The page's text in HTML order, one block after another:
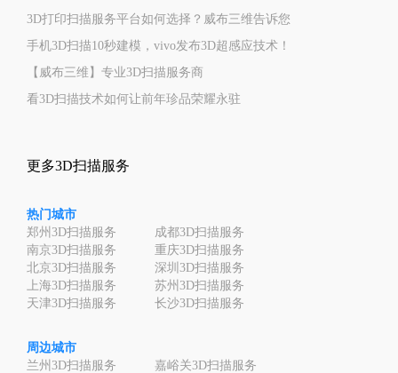
3D打印扫描服务平台如何选择？威布三维告诉您
手机3D扫描10秒建模，vivo发布3D超感应技术！
【威布三维】专业3D扫描服务商
看3D扫描技术如何让前年珍品荣耀永驻
更多3D扫描服务
热门城市
郑州3D扫描服务
成都3D扫描服务
南京3D扫描服务
重庆3D扫描服务
北京3D扫描服务
深圳3D扫描服务
上海3D扫描服务
苏州3D扫描服务
天津3D扫描服务
长沙3D扫描服务
周边城市
兰州3D扫描服务
嘉峪关3D扫描服务